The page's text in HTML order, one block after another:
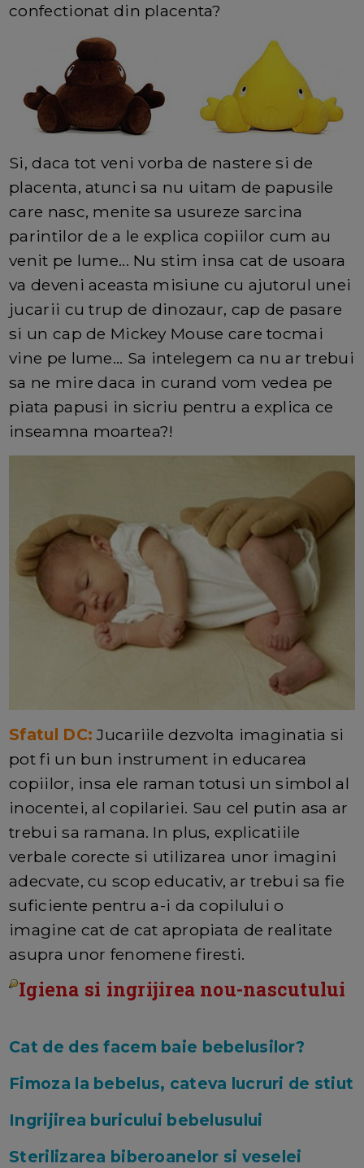
confectionat din placenta?
Si, daca tot veni vorba de nastere si de
placenta, atunci sa nu uitam de papusile
care nasc, menite sa usureze sarcina
parintilor de a le explica copiilor cum au
venit pe lume... Nu stim insa cat de usoara
va deveni aceasta misiune cu ajutorul unei
jucarii cu trup de dinozaur, cap de pasare
si un cap de Mickey Mouse care tocmai
vine pe lume... Sa intelegem ca nu ar trebui
sa ne mire daca in curand vom vedea pe
piata papusi in sicriu pentru a explica ce
inseamna moartea?!
Sfatul DC: Jucariile dezvolta imaginatia si
pot fi un bun instrument in educarea
copiilor, insa ele raman totusi un simbol al
inocentei, al copilariei. Sau cel putin asa ar
trebui sa ramana. In plus, explicatiile
verbale corecte si utilizarea unor imagini
adecvate, cu scop educativ, ar trebui sa fie
suficiente pentru a-i da copilului o
imagine cat de cat apropiata de realitate
asupra unor fenomene firesti.
Igiena si ingrijirea nou-nascutului
Cat de des facem baie bebelusilor?
Fimoza la bebelus, cateva lucruri de stiut
Ingrijirea buricului bebelusului
Sterilizarea biberoanelor si veselei